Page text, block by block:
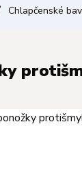
Chlapčenské